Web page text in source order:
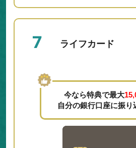
7 ライフカード
今なら特典で最大
自分の銀行口座に振り